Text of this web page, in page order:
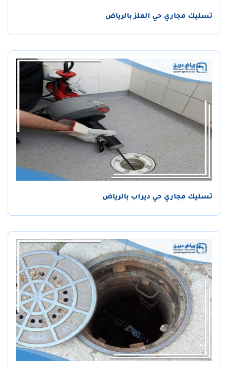
تسليك مجاري حي الملز بالرياض
تسليك مجاري حي ديراب بالرياض